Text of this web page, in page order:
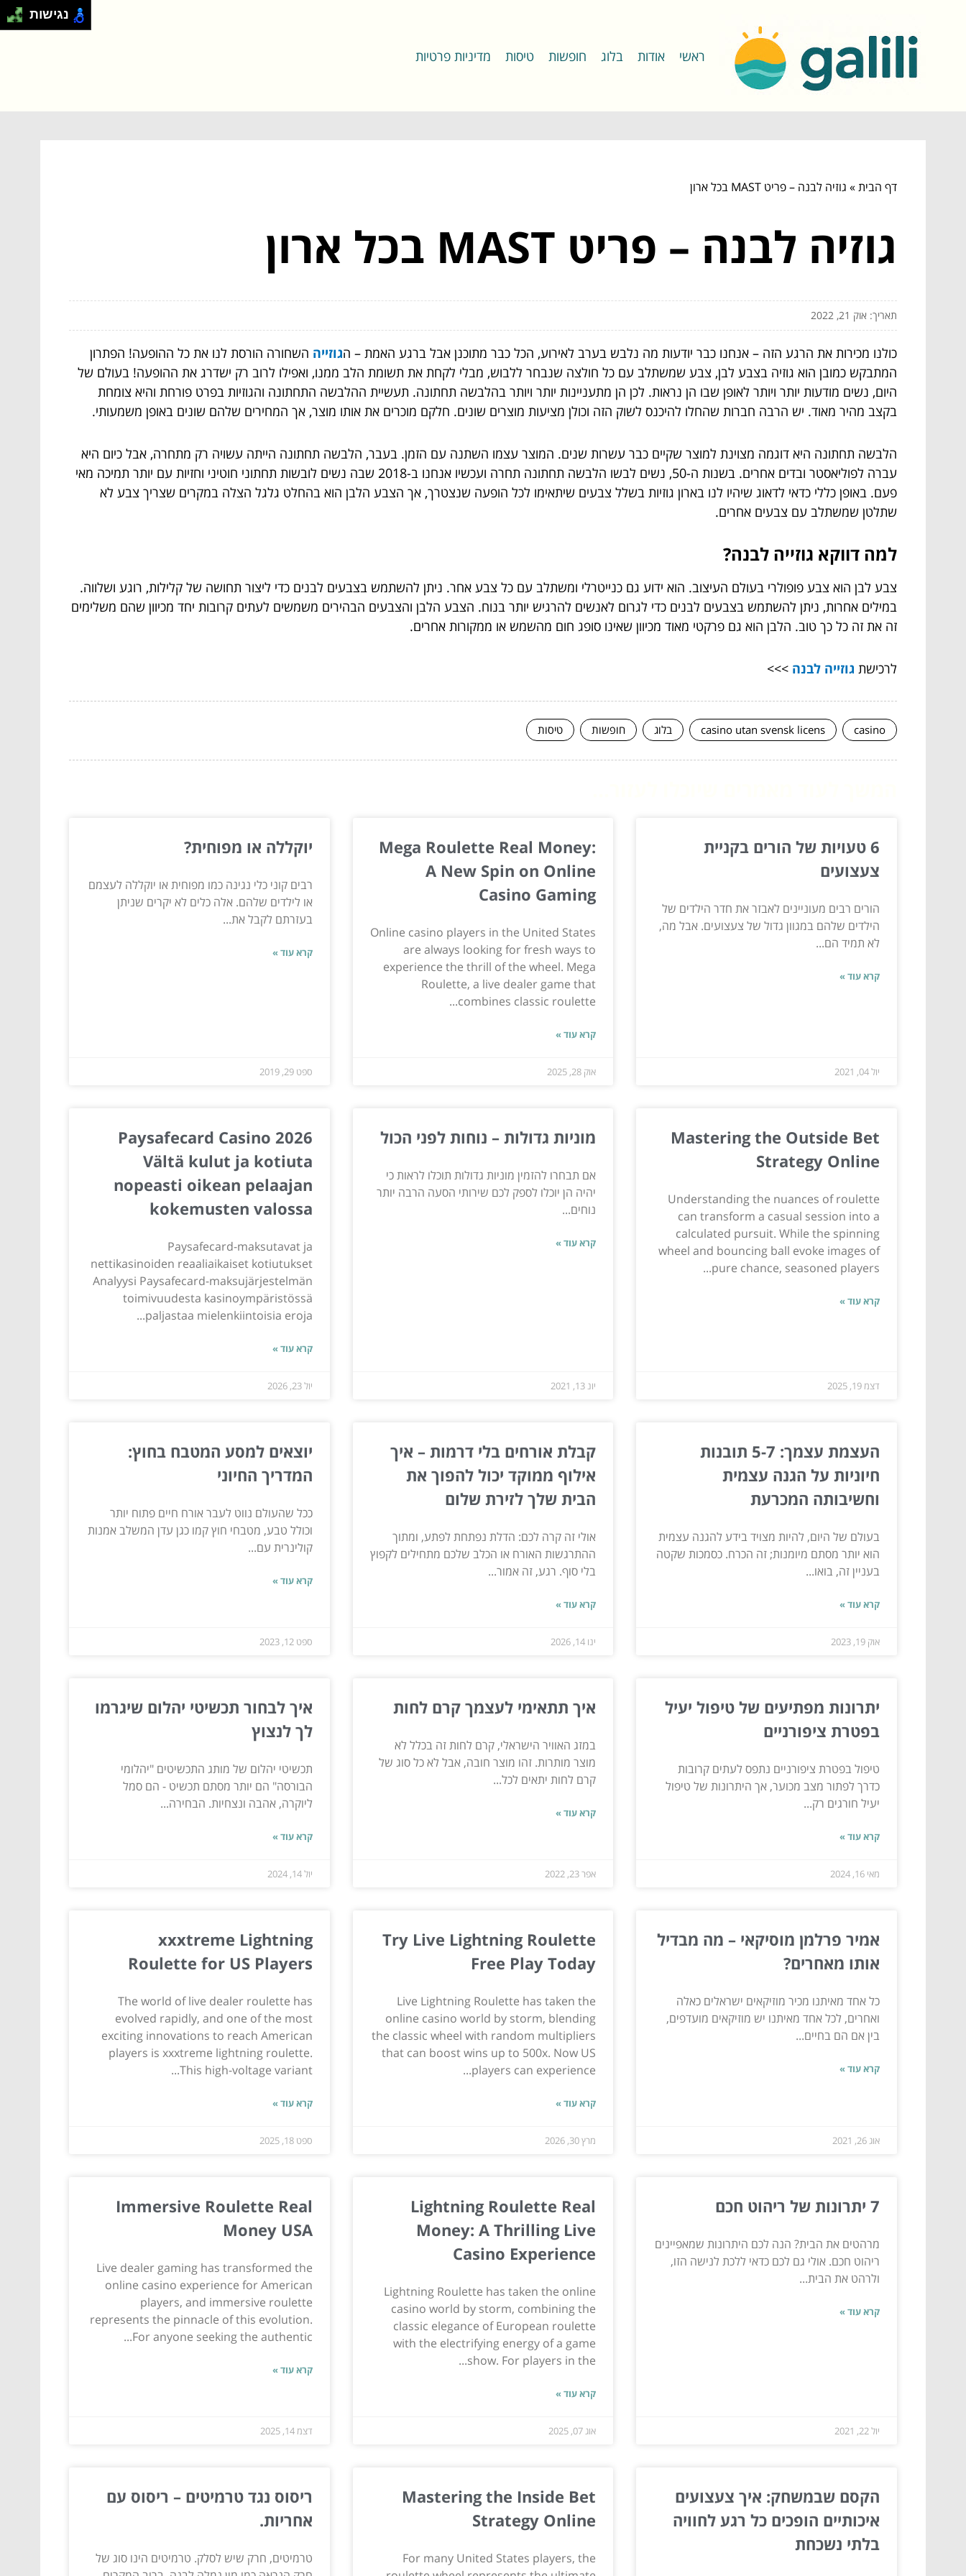
ראשי אודות בלוג חופשות טיסות מדיניות פרטיות
דף הבית» גוזיה לבנה – פריט MAST בכל ארון
גוזיה לבנה – פריט MAST בכל ארון
תאריך: אוק 21, 2022
כולנו מכירות את הרגע הזה – אנחנו כבר יודעות מה נלבש בערב לאירוע, הכל כבר מתוכנן אבל ברגע האמת – הגוזייה השחורה הורסת לנו את כל ההופעה! הפתרון
המתבקש כמובן הוא גוזיה בצבע לבן, צבע שמשתלב עם כל חולצה שנבחר ללבוש, מבלי לקחת את תשומת הלב ממנו, ואפילו לרוב רק ישדרג את ההופעה! בעולם של
היום, נשים מודעות יותר ויותר לאופן שבו הן נראות. לכן הן מתעניינות יותר ויותר בהלבשה תחתונה. תעשיית ההלבשה התחתונה והגוזיות בפרט פורחת והיא צומחת
בקצב מהיר מאוד. יש הרבה חברות שהחלו להיכנס לשוק הזה וכולן מציעות מוצרים שונים. חלקם מוכרים את אותו מוצר, אך המחירים שלהם שונים באופן משמעותי.
הלבשה תחתונה היא דוגמה מצוינת למוצר שקיים כבר עשרות שנים. המוצר עצמו השתנה עם הזמן. בעבר, הלבשה תחתונה הייתה עשויה רק מתחרה, אבל כיום היא
עברה לפוליאסטר ובדים אחרים. בשנות ה-50, נשים לבשו הלבשה תחתונה תחרה ועכשיו אנחנו ב-2018 שבה נשים לובשות תחתוני חוטיני וחזיות עם יותר תמיכה מאי
פעם. באופן כללי כדאי לדאוג שיהיו לנו בארון גוזיות בשלל צבעים שיתאימו לכל הופעה שנצטרך, אך הצבע הלבן הוא בהחלט גלגל הצלה במקרים שצריך צבע לא
שתלטן שמשתלב עם צבעים אחרים.
למה דווקא גוזייה לבנה?
צבע לבן הוא צבע פופולרי בעולם העיצוב. הוא ידוע גם כנייטרלי ומשתלב עם כל צבע אחר. ניתן להשתמש בצבעים לבנים כדי ליצור תחושה של קלילות, רוגע ושלווה.
במילים אחרות, ניתן להשתמש בצבעים לבנים כדי לגרום לאנשים להרגיש יותר בנוח. הצבע הלבן והצבעים הבהירים משמשים לעתים קרובות יחד מכיוון שהם משלימים
זה את זה כל כך טוב. הלבן הוא גם פרקטי מאוד מכיוון שאינו סופג חום מהשמש או ממקורות אחרים.
לרכישת גוזייה לבנה >>>
casino
casino utan svensk licens בלוג חופשות טיסות
6 טעויות של הורים בקניית
צעצועים
הורים רבים מעוניינים לאבזר את חדר הילדים של
הילדים שלהם במגוון גדול של צעצועים. אבל מה,
לא תמיד הם...
קרא עוד »
יול 04, 2021
Mega Roulette Real Money:
A New Spin on Online
Casino Gaming
Online casino players in the United States
are always looking for fresh ways to
experience the thrill of the wheel. Mega
Roulette, a live dealer game that
combines classic roulette...
קרא עוד »
אוק 28, 2025
יוקללה או מפוחית?
רבים קוני כלי נגינה כמו מפוחית או יוקללה לעצמם
או לילדים שלהם. אלה כלים לא יקרים שניתן
בעזרתם לקבל את...
קרא עוד »
ספט 29, 2019
Mastering the Outside Bet
Strategy Online
Understanding the nuances of roulette
can transform a casual session into a
calculated pursuit. While the spinning
wheel and bouncing ball evoke images of
pure chance, seasoned players...
קרא עוד »
דצמ 19, 2025
מוניות גדולות – נוחות לפני הכול
אם תבחרו להזמין מוניות גדולות תוכלו לראות כי
יהיה הן יוכלו לספק לכם שירותי הסעה הרבה יותר
נוחים...
קרא עוד »
יונ 13, 2021
Paysafecard Casino 2026
Vältä kulut ja kotiuta
nopeasti oikean pelaajan
kokemusten valossa
Paysafecard-maksutavat ja
nettikasinoiden reaaliaikaiset kotiutukset
Analyysi Paysafecard-maksujärjestelmän
toimivuudesta kasinoympäristössä
paljastaa mielenkiintoisia eroja...
קרא עוד »
יול 23, 2026
העצמת עצמך: 5-7 תובנות
חיוניות על הגנה עצמית
וחשיבותה המכרעת
בעולם של היום, להיות מצויד בידע להגנה עצמית
הוא יותר מסתם מיומנות; זה הכרח. כסמכות שקטה
בעניין זה, בואו...
קרא עוד »
אוק 19, 2023
קבלת אורחים בלי דרמות – איך
אילוף ממוקד יכול להפוך את
הבית שלך לזירת שלום
אולי זה קרה לכם: הדלת נפתחת לפתע, ומתוך
ההתרגשות האורח או הכלב שלכם מתחילים לקפוץ
בלי סוף. רגע, זה אמור...
קרא עוד »
ינו 14, 2026
יוצאים למסע המטבח בחוץ:
המדריך החיוני
ככל שהעולם נווט לעבר אורח חיים פתוח יותר
וכולל טבע, מטבחי חוץ קמו כגן עדן המשלב אמנות
קולינרית עם...
קרא עוד »
ספט 12, 2023
יתרונות מפתיעים של טיפול יעיל
בפטרת ציפורניים
טיפול בפטרת ציפורניים נתפס לעתים קרובות
כדרך לפתור מצב מכוער, אך היתרונות של טיפול
יעיל חורגים רק...
קרא עוד »
מאי 16, 2024
איך תתאימי לעצמך קרם לחות
במזג האוויר הישראלי, קרם לחות זה בכלל לא
מוצר מותרות. זהו מוצר חובה, אבל לא כל סוג של
קרם לחות יתאים לכל...
קרא עוד »
אפר 23, 2022
איך לבחור תכשיטי יהלום שיגרמו
לך לנצוץ
תכשיטי יהלום של מותג התכשיטים "יהלומי
הבורסה" הם יותר מסתם תכשיט - הם סמל
ליוקרה, אהבה ונצחיות. הבחירה...
קרא עוד »
יול 14, 2024
אמיר פרלמן מוסיקאי – מה מבדיל
אותו מאחרים?
כל אחד מאיתנו מכיר מוזיקאים ישראלים כאלה
ואחרים, לכל אחד מאיתנו יש מוזיקאים מועדפים,
בין אם הם בחיים...
קרא עוד »
אוג 26, 2021
Try Live Lightning Roulette
Free Play Today
Live Lightning Roulette has taken the
online casino world by storm, blending
the classic wheel with random multipliers
that can boost wins up to 500x. Now US
players can experience...
קרא עוד »
מרץ 30, 2026
xxxtreme Lightning
Roulette for US Players
The world of live dealer roulette has
evolved rapidly, and one of the most
exciting innovations to reach American
players is xxxtreme lightning roulette.
This high-voltage variant...
קרא עוד »
ספט 18, 2025
7 יתרונות של ריהוט חכם
מרהטים את הבית? הנה לכם היתרונות שמאפיינים
ריהוט חכם. אולי גם לכם כדאי ללכת לנישה הזו,
ולרהט את הבית...
קרא עוד »
יול 22, 2021
Lightning Roulette Real
Money: A Thrilling Live
Casino Experience
Lightning Roulette has taken the online
casino world by storm, combining the
classic elegance of European roulette
with the electrifying energy of a game
show. For players in the...
קרא עוד »
אוג 07, 2025
Immersive Roulette Real
Money USA
Live dealer gaming has transformed the
online casino experience for American
players, and immersive roulette
represents the pinnacle of this evolution.
For anyone seeking the authentic...
קרא עוד »
דצמ 14, 2025
הקסם שבמשחק: איך צעצועים
איכותיים הופכים כל רגע לחוויה
בלתי נשכחת
Mastering the Inside Bet
Strategy Online
For many United States players, the
ריסוס נגד טרמיטים – ריסוס עם
אחריות.
טרמיטים, חרק שיש לסלק. טרמיטים הינו סוג של
נגישות